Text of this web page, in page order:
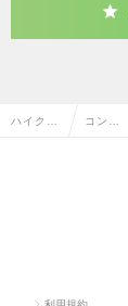
ハイクラ コンサ